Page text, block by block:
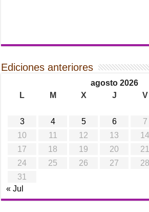
Ediciones anteriores
agosto 2026
L
M X J V
3
4 5 6 7
10
11 12 13 14
17
18 19 20 21
24
25 26 27 28
31
« Jul